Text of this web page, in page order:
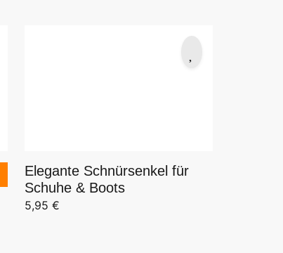
Elegante Schnürsenkel für
Schuhe & Boots
5,95 €